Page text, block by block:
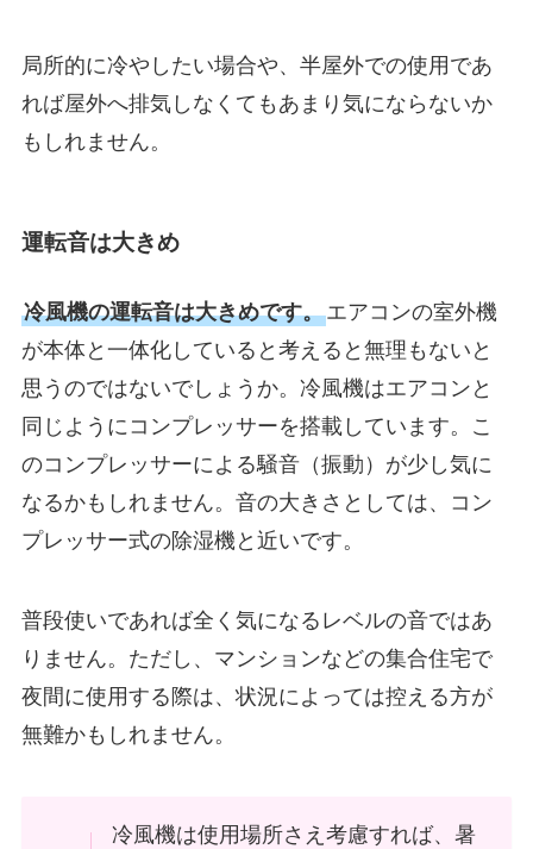
局所的に冷やしたい場合や、半屋外での使用であ
れば屋外へ排気しなくてもあまり気にならないか
もしれません。
運転音は大きめ
冷風機の運転音は大きめです。エアコンの室外機
が本体と一体化していると考えると無理もないと
思うのではないでしょうか。冷風機はエアコンと
同じようにコンプレッサーを搭載しています。こ
のコンプレッサーによる騒音（振動）が少し気に
なるかもしれません。音の大きさとしては、コン
プレッサー式の除湿機と近いです。
普段使いであれば全く気になるレベルの音ではあ
りません。ただし、マンションなどの集合住宅で
夜間に使用する際は、状況によっては控える方が
無難かもしれません。
冷風機は使用場所さえ考慮すれば、暑